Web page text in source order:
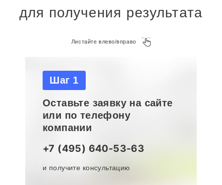
для получения результата
Листайте влево/вправо
Шаг 1
Оставьте заявку на сайте
или по телефону
компании
+7 (495) 640-53-63
и получите консультацию